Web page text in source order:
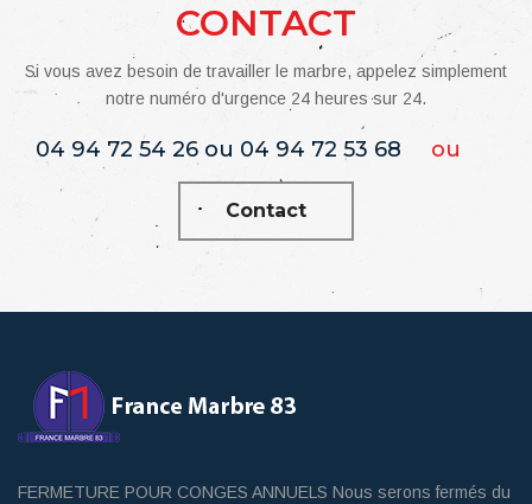
CONTACT
Si vous avez besoin de travailler le marbre, appelez simplement
notre numéro d'urgence 24 heures sur 24.
04 94 72 54 26 ou 04 94 72 53 68 ou
Contact
FERMETURE POUR CONGES ANNUELS Nous serons fermés du